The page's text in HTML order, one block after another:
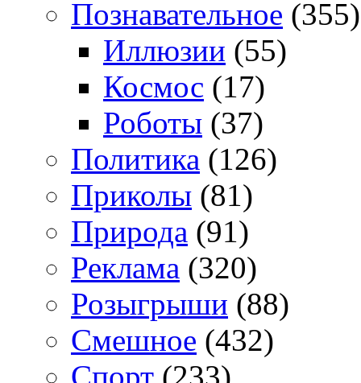
Познавательное (355)
Иллюзии (55)
Космос (17)
Роботы (37)
Политика (126)
Приколы (81)
Природа (91)
Реклама (320)
Розыгрыши (88)
Смешное (432)
Спорт (233)